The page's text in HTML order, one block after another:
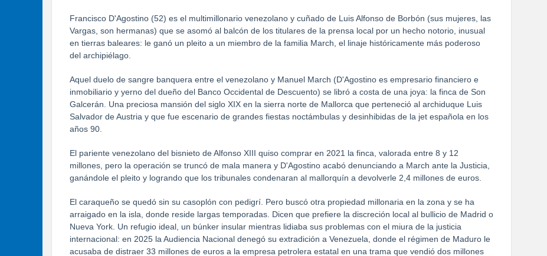
Francisco D'Agostino (52) es el multimillonario venezolano y cuñado de Luis Alfonso de Borbón (sus mujeres, las
Vargas, son hermanas) que se asomó al balcón de los titulares de la prensa local por un hecho notorio, inusual
en tierras baleares: le ganó un pleito a un miembro de la familia March, el linaje históricamente más poderoso
del archipiélago.
Aquel duelo de sangre banquera entre el venezolano y Manuel March (D'Agostino es empresario financiero e
inmobiliario y yerno del dueño del Banco Occidental de Descuento) se libró a costa de una joya: la finca de Son
Galcerán. Una preciosa mansión del siglo XIX en la sierra norte de Mallorca que perteneció al archiduque Luis
Salvador de Austria y que fue escenario de grandes fiestas noctámbulas y desinhibidas de la jet española en los
años 90.
El pariente venezolano del bisnieto de Alfonso XIII quiso comprar en 2021 la finca, valorada entre 8 y 12
millones, pero la operación se truncó de mala manera y D'Agostino acabó denunciando a March ante la Justicia,
ganándole el pleito y logrando que los tribunales condenaran al mallorquín a devolverle 2,4 millones de euros.
El caraqueño se quedó sin su casoplón con pedigrí. Pero buscó otra propiedad millonaria en la zona y se ha
arraigado en la isla, donde reside largas temporadas. Dicen que prefiere la discreción local al bullicio de Madrid o
Nueva York. Un refugio ideal, un búnker insular mientras lidiaba sus problemas con el miura de la justicia
internacional: en 2025 la Audiencia Nacional denegó su extradición a Venezuela, donde el régimen de Maduro le
acusaba de distraer 33 millones de euros a la empresa petrolera estatal en una trama que vendió dos millones